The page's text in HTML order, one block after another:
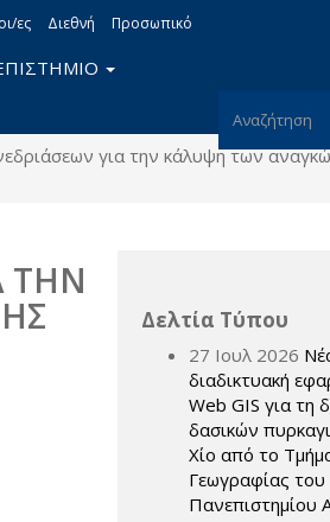
ες Διεθνή Προσωπικό
Φόρμα
Αναζήτηση
για την κάλυψη των
ΤΗΝ
Δελτία Τύπου
27 Ιουλ 2026
διαδικτυακή
Web GIS για τη
δασικών
Χίο από το
Γεωγραφίας του
Πανεπιστημίου